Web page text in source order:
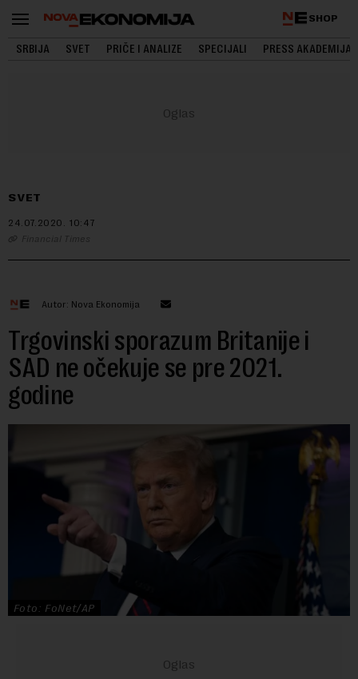
SHOP
SRBIJA SVET PRIČE I ANALIZE SPECIJALI PRESS AKADEMIJA
SVET
24.07.2020. 10:47
Financial Times
Autor: Nova Ekonomija
Trgovinski sporazum Britanije i
SAD ne očekuje se pre 2021.
godine
Foto: FoNet/AP